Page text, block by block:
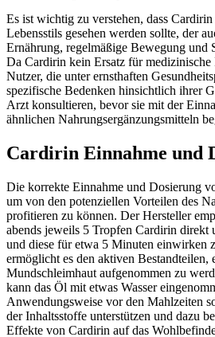
Es ist wichtig zu verstehen, dass Cardirin
Lebensstils gesehen werden sollte, der
Ernährung, regelmäßige Bewegung und
Da Cardirin kein Ersatz für medizinische
Nutzer, die unter ernsthaften
spezifische Bedenken hinsichtlich ihrer
Arzt konsultieren, bevor sie mit der
ähnlichen Nahrungsergänzungsmitteln
Cardirin Einnahme und
Die korrekte Einnahme und Dosierung
um von den potenziellen Vorteilen des
profitieren zu können. Der Hersteller
abends jeweils 5 Tropfen Cardirin direkt
und diese für etwa 5 Minuten einwirken
ermöglicht es den aktiven Bestandteilen,
Mundschleimhaut aufgenommen zu
kann das Öl mit etwas Wasser
Anwendungsweise vor den Mahlzeiten
der Inhaltsstoffe unterstützen und dazu
Effekte von Cardirin auf das